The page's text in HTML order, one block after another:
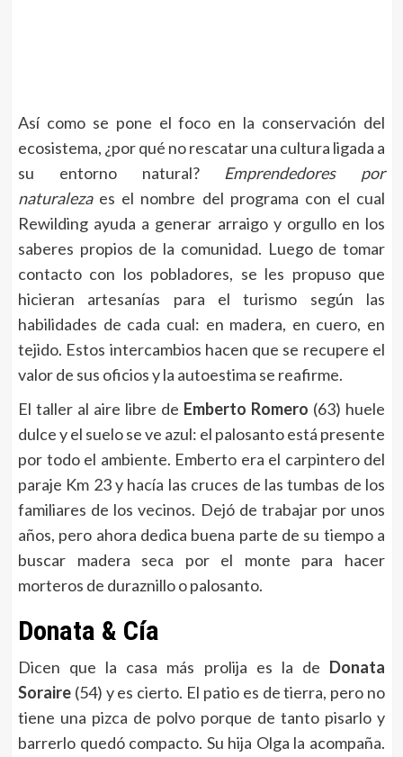
Así como se pone el foco en la conservación del
ecosistema, ¿por qué no rescatar una cultura ligada a
su entorno natural? Emprendedores por
naturalezaes el nombre del programa con el cual
Rewilding ayuda a generar arraigo y orgullo en los
saberes propios de la comunidad. Luego de tomar
contacto con los pobladores, se les propuso que
hicieran artesanías para el turismo según las
habilidades de cada cual: en madera, en cuero, en
tejido. Estos intercambios hacen que se recupere el
valor de sus oficios y la autoestima se reafirme.
El taller al aire libre de Emberto Romero (63) huele
dulce y el suelo se ve azul: el palosanto está presente
por todo el ambiente. Emberto era el carpintero del
paraje Km 23 y hacía las cruces de las tumbas de los
familiares de los vecinos. Dejó de trabajar por unos
años, pero ahora dedica buena parte de su tiempo a
buscar madera seca por el monte para hacer
morteros de duraznillo o palosanto.
Donata & Cía
Dicen que la casa más prolija es la de Donata
Soraire (54) y es cierto. El patio es de tierra, pero no
tiene una pizca de polvo porque de tanto pisarlo y
barrerlo quedó compacto. Su hija Olga la acompaña.